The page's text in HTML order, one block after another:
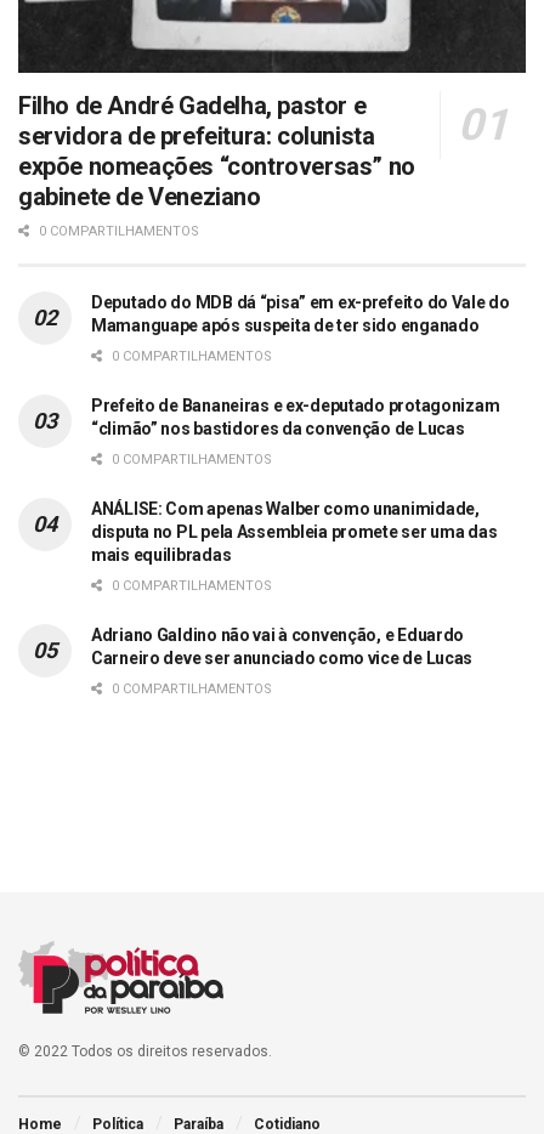
Filho de André Gadelha, pastor e
servidora de prefeitura: colunista
expõe nomeações “controversas” no
gabinete de Veneziano
0 COMPARTILHAMENTOS
Deputado do MDB dá “pisa” em ex-prefeito do Vale do
Mamanguape após suspeita de ter sido enganado
0 COMPARTILHAMENTOS
Prefeito de Bananeiras e ex-deputado protagonizam
“climão” nos bastidores da convenção de Lucas
0 COMPARTILHAMENTOS
ANÁLISE: Com apenas Walber como unanimidade,
disputa no PL pela Assembleia promete ser uma das
mais equilibradas
0 COMPARTILHAMENTOS
Adriano Galdino não vai à convenção, e Eduardo
Carneiro deve ser anunciado como vice de Lucas
0 COMPARTILHAMENTOS
© 2022 Todos os direitos reservados.
Home Política Paraíba Cotidiano